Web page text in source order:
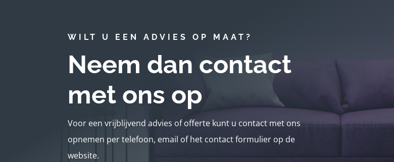
WILT U EEN ADVIES OP MAAT?
Neem dan contact
met ons op
Voor een vrijblijvend advies of offerte kunt u contact met ons
opnemen per telefoon, email of het contact formulier op de
website.